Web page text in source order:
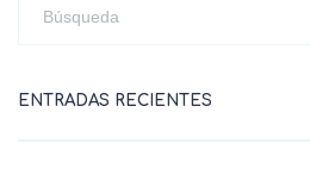
ENTRADAS RECIENTES